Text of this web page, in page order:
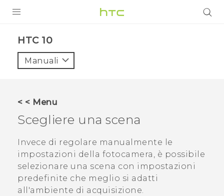
VIVE
ASSISTENZA
Accessori e dispositivi HTC
Accesso
HTC 10‎
Manuali
< < Menu
Scegliere una scena
Invece di regolare manualmente le
impostazioni della fotocamera, è possibile
selezionare una scena con impostazioni
predefinite che meglio si adatti
all'ambiente di acquisizione.